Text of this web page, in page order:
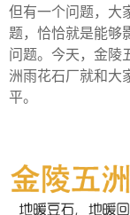
但有一个问题，大
题，恰恰就是能够
问题。今天，金陵
洲雨花石厂就和大
平。